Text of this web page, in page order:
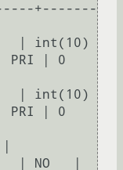
+-------
| int(10)
PRI | 0
| int(10)
PRI | 0
| NO   |